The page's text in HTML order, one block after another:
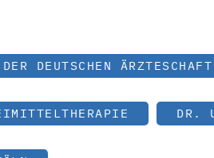
DEUTSCHEN ÄRZTESCHAFT
DR.